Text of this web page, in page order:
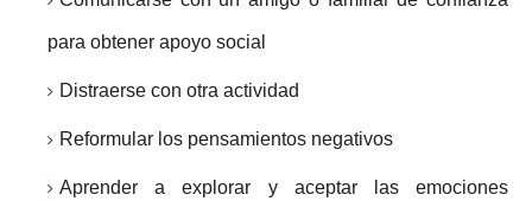
para obtener apoyo social
Distraerse con otra actividad
Reformular los pensamientos negativos
Aprender a explorar y aceptar las emociones